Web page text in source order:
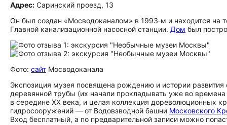
Адрес: Саринский проезд, 13
Он был создан «Мосводоканалом» в 1993‑м и находится
Главной канализационной насосной станции. Дом был
Фото: сайт Мосводоканала
Экспозиция музея посвящена рождению и истории
деревянной трубы (их начали прокладывать уже во
в середине XX века, и целая коллекция дореволюционных
гидросооружений — от Водовзводной башни Московского
Вход бесплатный, а по предварительной записи можно